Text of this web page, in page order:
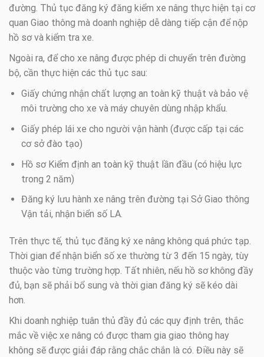
đường. Thủ tục đăng ký đăng kiểm xe nâng thực hiện tại cơ
quan Giao thông mà doanh nghiệp dễ dàng tiếp cận để nộp
hồ sơ và kiểm tra xe.
Ngoài ra, để cho xe nâng được phép di chuyển trên đường
bộ, cần thực hiện các thủ tục sau:
Giấy chứng nhận chất lượng an toàn kỹ thuật và bảo vệ
môi trường cho xe và máy chuyên dùng nhập khẩu.
Giấy phép lái xe cho người vận hành (được cấp tại các
cơ sở đào tạo)
Hồ sơ Kiểm định an toàn kỹ thuật lần đầu (có hiệu lực
trong 2 năm)
Đăng ký lưu hành xe nâng trên đường tại Sở Giao thông
Vận tải, nhận biển số LA.
Trên thực tế, thủ tục đăng ký xe nâng không quá phức tạp.
Thời gian để nhận biển số xe thường từ 3 đến 15 ngày, tùy
thuộc vào từng trường hợp. Tất nhiên, nếu hồ sơ không đầy
đủ, bạn sẽ phải bổ sung và thời gian đăng ký sẽ kéo dài
hơn.
Khi doanh nghiệp tuân thủ đầy đủ các quy định trên, thắc
mắc về việc xe nâng có được tham gia giao thông hay
không sẽ được giải đáp rằng chắc chắn là có. Điều này sẽ